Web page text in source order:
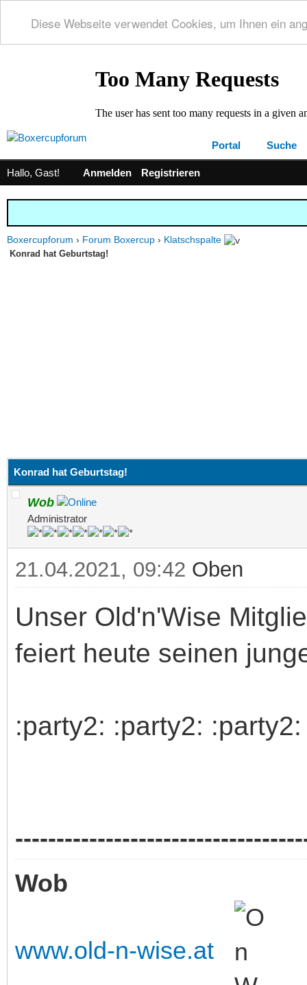
Diese Webseite verwendet Cookies, um Ihnen ein
Portal Suche
Hallo, Gast! Anmelden Registrieren
Boxercupforum › Forum Boxercup › Klatschspalte
Konrad hat Geburtstag!
Konrad hat Geburtstag!
Wob
Administrator
21.04.2021, 09:42 Oben
Unser Old'n'Wise
feiert heute seinen
:party2: :party2: :party2:
Wob
www.old-n-wise.at